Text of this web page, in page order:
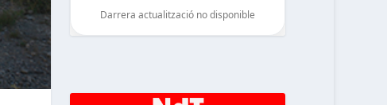
Darrera actualització no disponible
noticiesdelaterreta.com